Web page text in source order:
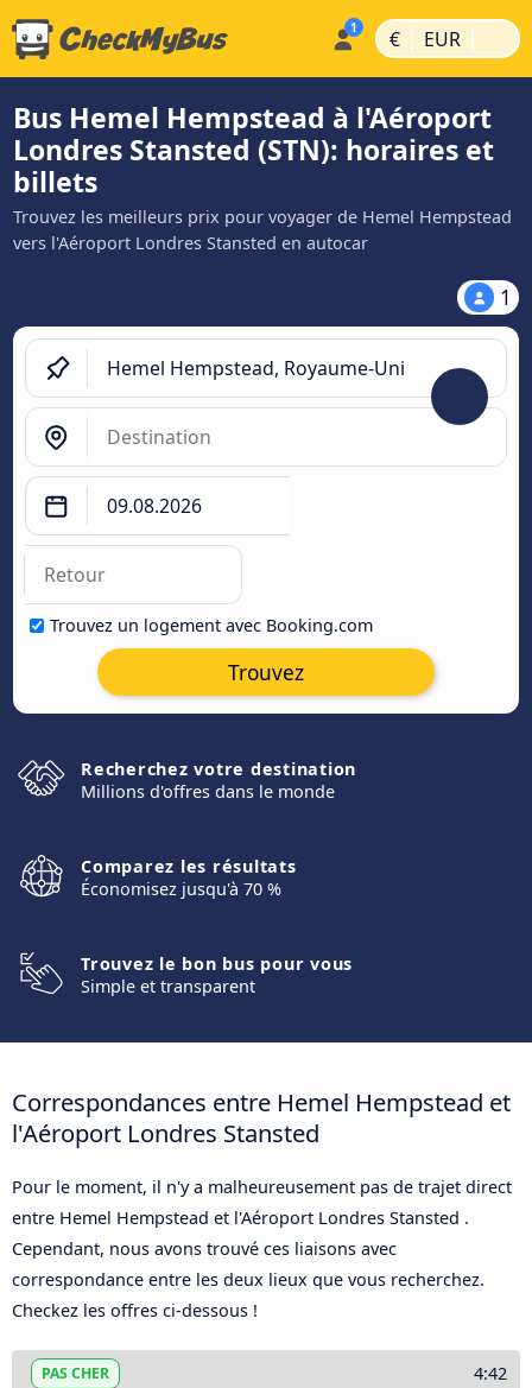
€ | EUR |
Bus Hemel Hempstead à l'Aéroport
Londres Stansted (STN): horaires et
billets
Trouvez les meilleurs prix pour voyager de Hemel Hempstead
vers l'Aéroport Londres Stansted en autocar
1
Trouvez un logement avec Booking.com
Trouvez
Recherchez votre destination
Millions d'offres dans le monde
Comparez les résultats
Économisez jusqu'à 70 %
Trouvez le bon bus pour vous
Simple et transparent
Correspondances entre Hemel Hempstead et
l'Aéroport Londres Stansted
Pour le moment, il n'y a malheureusement pas de trajet direct
entre Hemel Hempstead et l'Aéroport Londres Stansted .
Cependant, nous avons trouvé ces liaisons avec
correspondance entre les deux lieux que vous recherchez.
Checkez les offres ci-dessous !
PAS CHER 4:42